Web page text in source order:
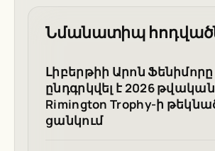
Նմանատիպ
Լիբերթիի Արոն Ֆենիմորը
ընդգրկվել է 2026
Rimington Trophy-ի
ցանկում